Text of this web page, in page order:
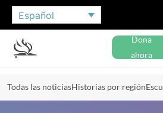
Español
Dona
ahora
Todas las noticiasHistorias por región